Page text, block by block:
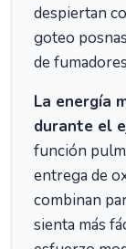
despiertan
goteo
de
La energía
durante el
función
entrega de
combinan
sienta más